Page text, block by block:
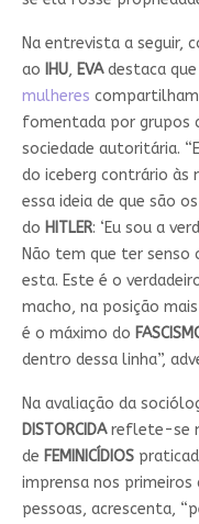
Na entrevista a seguir,
ao IHU, EVA destaca
mulheres
fomentada por grupos
sociedade autoritária.
do iceberg contrário às
essa ideia de que são
do HITLER: ‘Eu sou a
Não tem que ter senso
esta. Este é o
macho, na posição
é o máximo do
dentro dessa linha”,
Na avaliação da
DISTORCIDA reflete-se
de FEMINICÍDIOS
imprensa nos primeiros
pessoas, acrescenta,